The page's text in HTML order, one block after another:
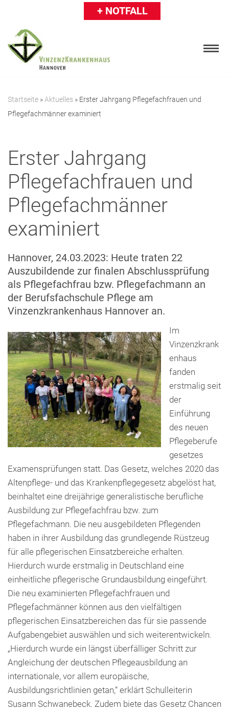
springen
+ NOTFALL
Ärzte & Einweiser
Über uns
Presse
Startseite » Aktuelles » Erster Jahrgang Pflegefachfrauen und
Pflegefachmänner examiniert
Erster Jahrgang
Pflegefachfrauen und
Pflegefachmänner
examiniert
Hannover, 24.03.2023: Heute traten 22
Auszubildende zur finalen Abschlussprüfung
als Pflegefachfrau bzw. Pflegefachmann an
der Berufsfachschule Pflege am
Vinzenzkrankenhaus Hannover an.
Im
Vinzenzkrank
enhaus
fanden
erstmalig seit
der
Einführung
des neuen
Pflegeberufe
gesetzes
Examensprüfungen statt. Das Gesetz, welches 2020 das
Altenpflege- und das Krankenpflegegesetz abgelöst hat,
beinhaltet eine dreijährige generalistische berufliche
Ausbildung zur Pflegefachfrau bzw. zum
Pflegefachmann. Die neu ausgebildeten Pflegenden
haben in ihrer Ausbildung das grundlegende Rüstzeug
für alle pflegerischen Einsatzbereiche erhalten.
Hierdurch wurde erstmalig in Deutschland eine
einheitliche pflegerische Grundausbildung eingeführt.
Die neu examinierten Pflegefachfrauen und
Pflegefachmänner können aus den vielfältigen
pflegerischen Einsatzbereichen das für sie passende
Aufgabengebiet auswählen und sich weiterentwickeln.
„Hierdurch wurde ein längst überfälliger Schritt zur
Angleichung der deutschen Pflegeausbildung an
internationale, vor allem europäische,
Ausbildungsrichtlinien getan,“ erklärt Schulleiterin
Susann Schwanebeck. Zudem biete das Gesetz Chancen